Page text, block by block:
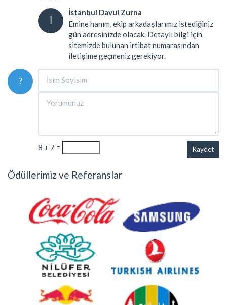
İ
İstanbul Davul Zurna
Emine hanım, ekip arkadaşlarımız istediğiniz
gün adresinizde olacak. Detaylı bilgi için
sitemizde bulunan irtibat numarasından
iletişime geçmeniz gerekiyor.
?
8 + 7 = Kaydet
Ödüllerimiz ve Referanslar